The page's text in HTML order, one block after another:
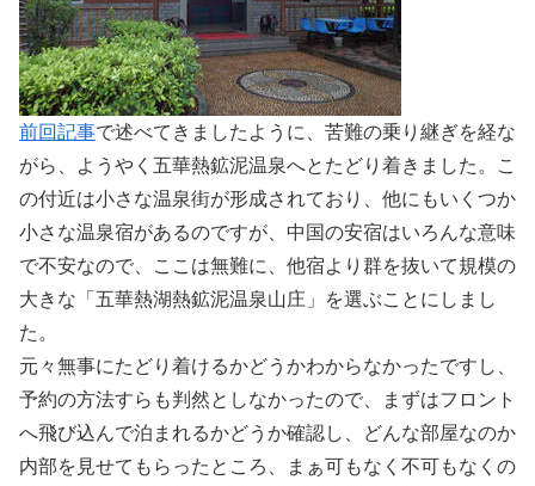
前回記事で述べてきましたように、苦難の乗り継ぎを経な
がら、ようやく五華熱鉱泥温泉へとたどり着きました。こ
の付近は小さな温泉街が形成されており、他にもいくつか
小さな温泉宿があるのですが、中国の安宿はいろんな意味
で不安なので、ここは無難に、他宿より群を抜いて規模の
大きな「五華熱湖熱鉱泥温泉山庄」を選ぶことにしまし
た。
元々無事にたどり着けるかどうかわからなかったですし、
予約の方法すらも判然としなかったので、まずはフロント
へ飛び込んで泊まれるかどうか確認し、どんな部屋なのか
内部を見せてもらったところ、まぁ可もなく不可もなくの